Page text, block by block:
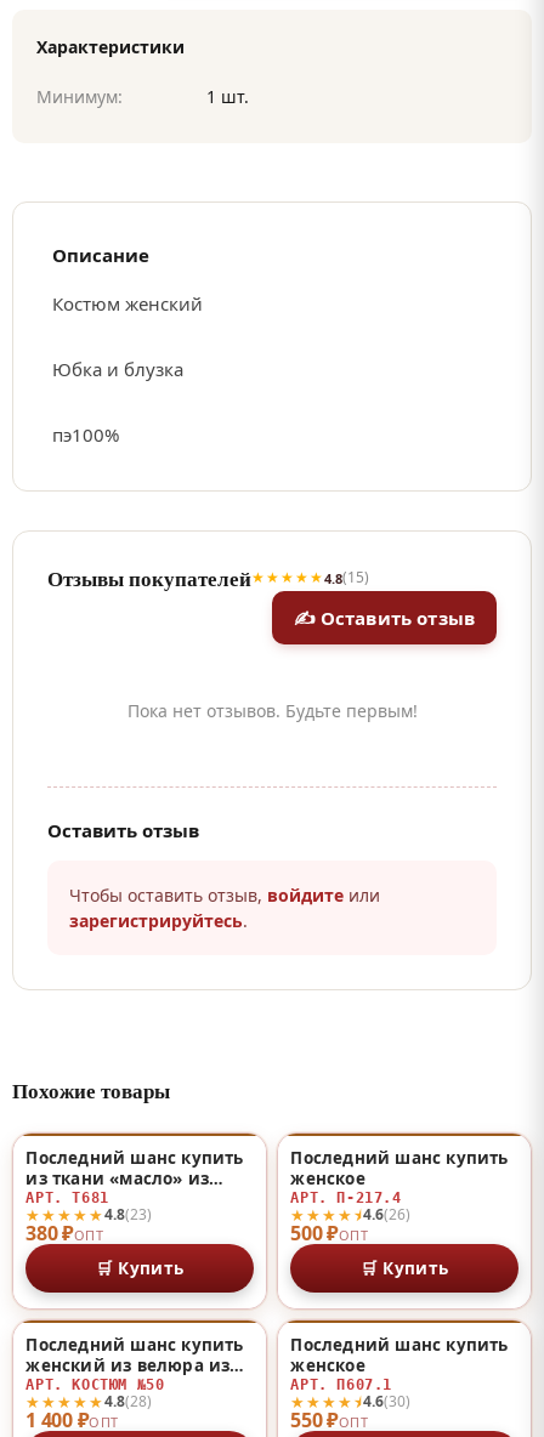
Характеристики
Минимум: 1 шт.
Описание
Костюм женский
Юбка и блузка
пэ100%
Отзывы покупателей★★★★★4.8(15)
✍ Оставить отзыв
Пока нет отзывов. Будьте первым!
Оставить отзыв
Чтобы оставить отзыв, войдите или
зарегистрируйтесь.
Похожие товары
♡
380 ₽ОПТ
★★★★★4.8(23)
Последний шанс купить
из ткани «масло» из
ткани «масло»
АРТ. Т681
🛒 Купить
♡
500 ₽ОПТ
★★★★⯨4.6(26)
Последний шанс купить
женское
АРТ. П-217.4
🛒 Купить
♡
1 400 ₽ОПТ
★★★★★4.8(28)
Последний шанс купить
женский из велюра из
велюра
АРТ. КОСТЮМ №50
♡
550 ₽ОПТ
★★★★⯨4.6(30)
Последний шанс купить
женское
АРТ. П607.1